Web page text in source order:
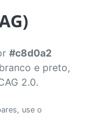
#c8d0a2
e preto,
2.0.
use o